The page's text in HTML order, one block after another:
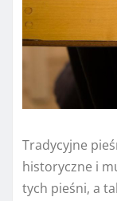
Tradycyjne
historyczne i
tych pieśni, a